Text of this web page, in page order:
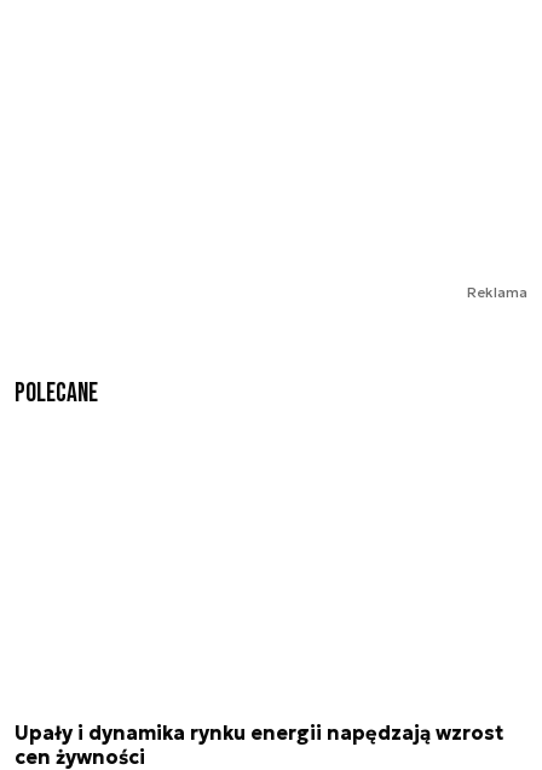
Reklama
Polecane
Upały i dynamika rynku energii napędzają wzrost
cen żywności